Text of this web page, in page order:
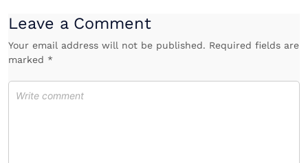
Leave a Comment
Your email address will not be published. Required fields are
marked *